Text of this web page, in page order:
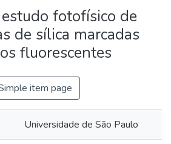
fotofísico de
de sílica marcadas
fluorescentes
item page
Universidade de São Paulo